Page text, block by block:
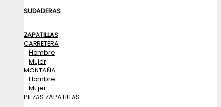
SUDADERAS
ZAPATILLAS
CARRETERA
Hombre
Mujer
MONTAÑA
Hombre
Mujer
PIEZAS ZAPATILLAS